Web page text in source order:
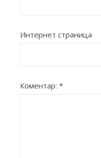
Интернет страница
Коментар: *